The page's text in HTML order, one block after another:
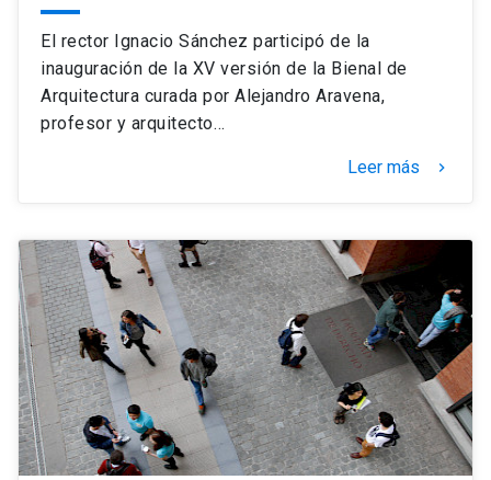
Académicos
Personal
Alumni
Vecinos
Admisión
Mi Cuenta UC
Correo UC
Donaciones launch
El rector Ignacio Sánchez participó de la
inauguración de la XV versión de la Bienal de
Arquitectura curada por Alejandro Aravena,
profesor y arquitecto…
Leer más keyboard_arrow_right